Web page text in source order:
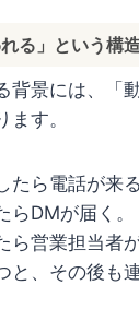
れる」という構
背景には、「
ます。
たら電話が来る
らDMが届く。
ら営業担当者が
と、その後も